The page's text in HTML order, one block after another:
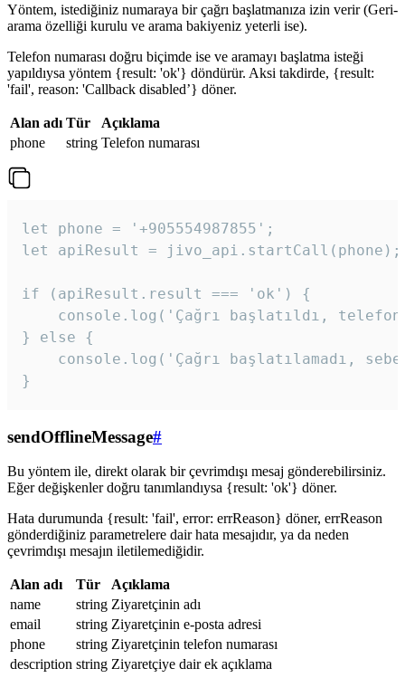
Yöntem, istediğiniz numaraya bir çağrı başlatmanıza izin verir (Geri-
arama özelliği kurulu ve arama bakiyeniz yeterli ise).
Telefon numarası doğru biçimde ise ve aramayı başlatma isteği
yapıldıysa yöntem {result: 'ok'} döndürür. Aksi takdirde, {result:
'fail', reason: 'Callback disabled’} döner.
Alan adı Tür
Açıklama
phone
string Telefon numarası
let phone = '+905554987855';
let apiResult = jivo_api.startCall(phone);
if (apiResult.result === 'ok') {
console.log('Çağrı başlatıldı,
} else {
console.log('Çağrı başlatılamadı,
}
sendOfflineMessage#
Bu yöntem ile, direkt olarak bir çevrimdışı mesaj gönderebilirsiniz.
Eğer değişkenler doğru tanımlandıysa {result: 'ok'} döner.
Hata durumunda {result: 'fail', error: errReason} döner, errReason
gönderdiğiniz parametrelere dair hata mesajıdır, ya da neden
çevrimdışı mesajın iletilemediğidir.
Alan adı Tür
Açıklama
name
string Ziyaretçinin adı
email
string Ziyaretçinin e-posta adresi
phone
string Ziyaretçinin telefon numarası
description string Ziyaretçiye dair ek açıklama